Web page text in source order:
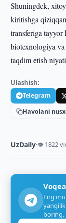
Shuningdek,
kiritishga
transferiga tayyor
biotexnologiya
taqdim etish
Ulashish:
Telegram
Havolani
UzDaily·👁 1822
Eng
boring.